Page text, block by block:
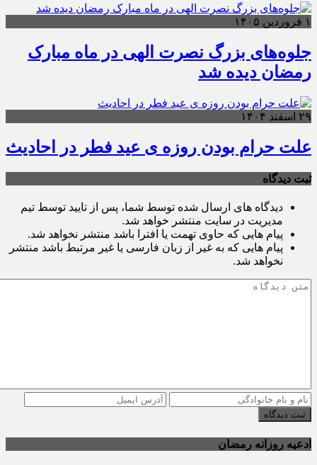
۱ فروردین ۱۴۰۵
جلوه‌های بزرگ نصرت الهی در ماه مبارک
رمضان دیده شد
۲۹ اسفند ۱۴۰۴
علت حرام بودن روزه ی عید فطر در احادیث
ثبت دیدگاه
دیدگاه های ارسال شده توسط شما، پس از تایید توسط تیم
مدیریت در سایت منتشر خواهد شد.
پیام هایی که حاوی تهمت یا افترا باشد منتشر نخواهد شد.
پیام هایی که به غیر از زبان فارسی یا غیر مرتبط باشد منتشر
نخواهد شد.
ثبت دیدگاه
ادعیه روزانه رمضان